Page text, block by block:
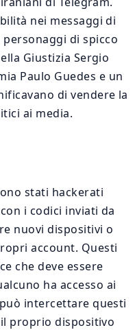
nei messaggi di
di spicco
Giustizia Sergio
Paulo Guedes e un
di vendere la
ai media.
stati hackerati
i codici inviati da
nuovi dispositivi o
account. Questi
che deve essere
ha accesso ai
intercettare questi
proprio dispositivo